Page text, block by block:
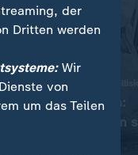
25 Verletzte nach
Gelsenkirchen:
Straßenbahnen
der
Dritten werden
Wir
von
um das Teilen